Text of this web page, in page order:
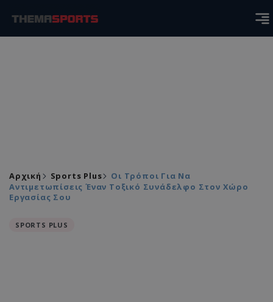
Αρχική Sports Plus
Οι Τρόποι Για Να
Αντιμετωπίσεις Έναν Τοξικό Συνάδελφο Στον Χώρο
Εργασίας Σου
SPORTS PLUS